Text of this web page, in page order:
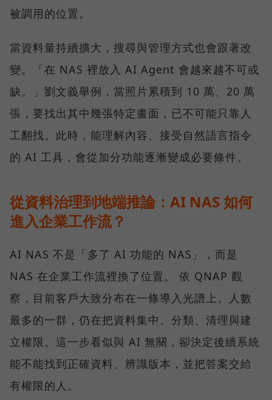
被調用的位置。
當資料量持續擴大，搜尋與管理方式也會跟著改
變。「在 NAS 裡放入 AI Agent 會越來越不可或
缺。」劉文義舉例，當照片累積到 10 萬、20 萬
張，要找出其中幾張特定畫面，已不可能只靠人
工翻找。此時，能理解內容、接受自然語言指令
的 AI 工具，會從加分功能逐漸變成必要條件。
從資料治理到地端推論：AI NAS 如何
進入企業工作流？
AI NAS 不是「多了 AI 功能的 NAS」，而是
NAS 在企業工作流裡換了位置。 依 QNAP 觀
察，目前客戶大致分布在一條導入光譜上。人數
最多的一群，仍在把資料集中、分類、清理與建
立權限。這一步看似與 AI 無關，卻決定後續系統
能不能找到正確資料、辨識版本，並把答案交給
有權限的人。